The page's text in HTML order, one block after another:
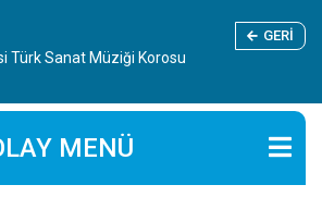
Türk Sanat Müziği Korosu
GERI
MENÜ